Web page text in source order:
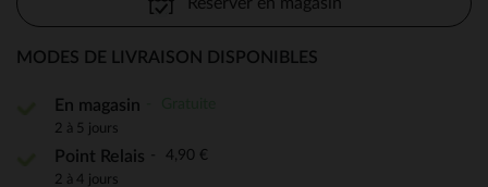
MODES DE LIVRAISON DISPONIBLES
En magasin
2 à 5 jours
Point Relais 4,90 €
2 à 4 jours